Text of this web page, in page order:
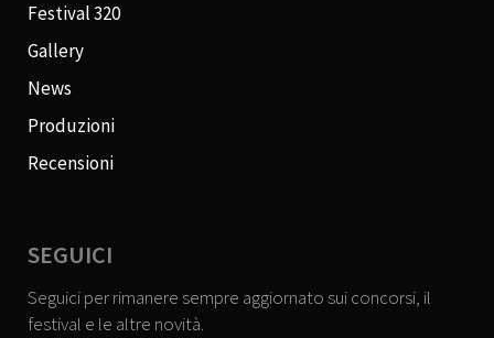
Festival 320
Gallery
News
Produzioni
Recensioni
SEGUICI
Seguici per rimanere sempre aggiornato sui concorsi, il
festival e le altre novità.